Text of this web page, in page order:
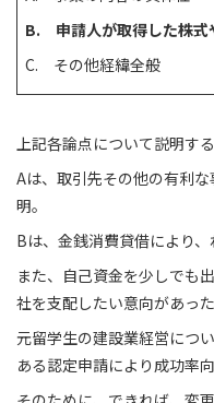
B. 申請人が取得した株式
C. その他経緯全般
上記各論点について説明す
Aは、取引先その他の有利
明。
Bは、金銭消費貸借により、
また、自己資金を少しでも
社を支配したい意向があっ
元留学生の建設業経営につ
ある認定申請により成功率向